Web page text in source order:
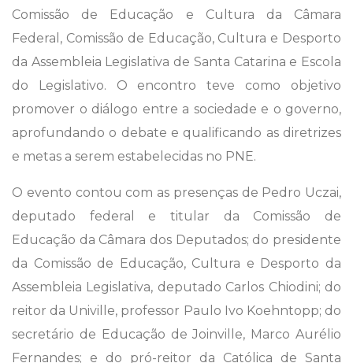
Comissão de Educação e Cultura da Câmara
Federal, Comissão de Educação, Cultura e Desporto
da Assembleia Legislativa de Santa Catarina e Escola
do Legislativo. O encontro teve como objetivo
promover o diálogo entre a sociedade e o governo,
aprofundando o debate e qualificando as diretrizes
e metas a serem estabelecidas no PNE.
O evento contou com as presenças de Pedro Uczai,
deputado federal e titular da Comissão de
Educação da Câmara dos Deputados; do presidente
da Comissão de Educação, Cultura e Desporto da
Assembleia Legislativa, deputado Carlos Chiodini; do
reitor da Univille, professor Paulo Ivo Koehntopp; do
secretário de Educação de Joinville, Marco Aurélio
Fernandes; e do pró-reitor da Católica de Santa